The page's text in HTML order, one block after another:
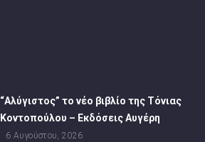
“Αλύγιστος” το νέο βιβλίο της Τόνιας
Κοντοπούλου – Εκδόσεις Αυγέρη
6 Αυγούστου, 2026